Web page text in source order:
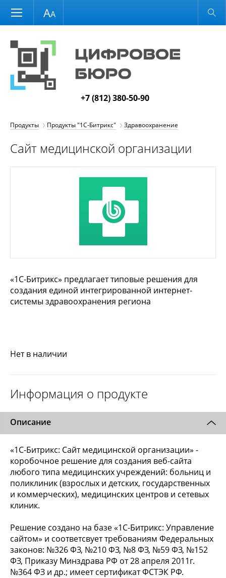
Размер шрифта Обычная версия
+7 (812) 380-50-90
Продукты Продукты "1С-Битрикс" Здравоохранение
Сайт медицинской организации
«1С-Битрикс» предлагает типовые решения для
создания единой интегрированной интернет-
системы здравоохранения региона
Нет в наличии
Информация о продукте
Описание
«1С-Битрикс: Сайт медицинской организации» -
коробочное решение для создания веб-сайта
любого типа медицинских учреждений: больниц и
поликлиник (взрослых и детских, государственных
и коммерческих), медицинских центров и сетевых
клиник.
Решение создано на базе «1С-Битрикс: Управление
сайтом» и соответсвует требованиям Федеральных
законов: №326 ФЗ, №210 ФЗ, №8 ФЗ, №59 ФЗ, №152
ФЗ, Приказу Минздрава РФ от 28 апреля 2011г.
№364 ФЗ и др.; имеет сертификат ФСТЭК РФ.